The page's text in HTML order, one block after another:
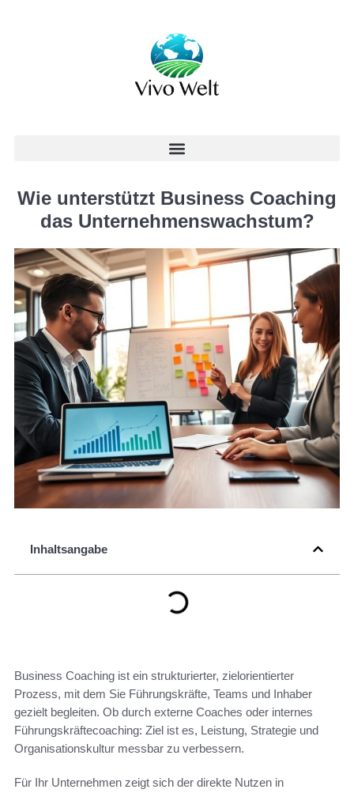
Wie unterstützt Business Coaching
das Unternehmenswachstum?
Inhaltsangabe
Business Coaching ist ein strukturierter, zielorientierter
Prozess, mit dem Sie Führungskräfte, Teams und Inhaber
gezielt begleiten. Ob durch externe Coaches oder internes
Führungskräftecoaching: Ziel ist es, Leistung, Strategie und
Organisationskultur messbar zu verbessern.
Für Ihr Unternehmen zeigt sich der direkte Nutzen in